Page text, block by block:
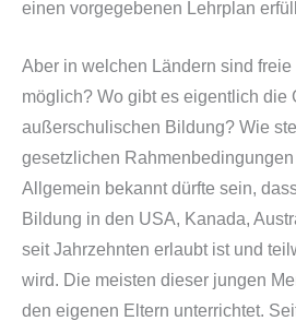
einen vorgegebenen Lehrplan
Aber in welchen Ländern sind
möglich? Wo gibt es eigentlich die
außerschulischen Bildung? Wie
gesetzlichen
Allgemein bekannt dürfte sein,
Bildung in den USA, Kanada,
seit Jahrzehnten erlaubt ist und
wird. Die meisten dieser jungen
den eigenen Eltern unterrichtet.